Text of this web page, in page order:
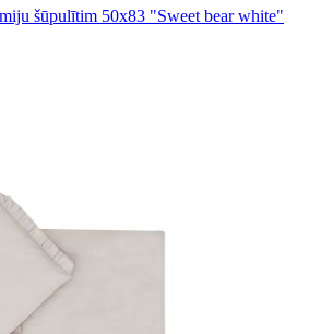
šūpulītim 50x83 "Sweet bear white"